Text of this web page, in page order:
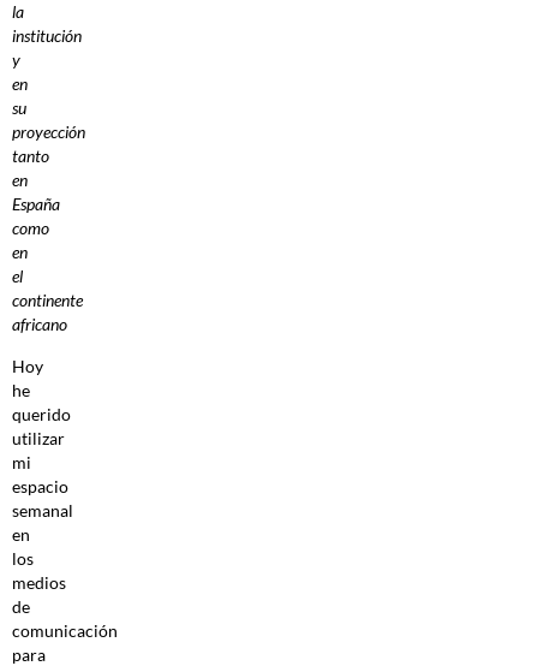
la
institución
y
en
su
proyección
tanto
en
España
como
en
el
continente
africano
Hoy
he
querido
utilizar
mi
espacio
semanal
en
los
medios
de
comunicación
para